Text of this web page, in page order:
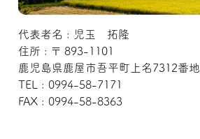
代表者名 : 児玉 拓隆
住所 : 〒 893-1101
鹿児島県鹿屋市吾平町上名7312番地
TEL : 0994-58-7171
FAX : 0994-58-8363